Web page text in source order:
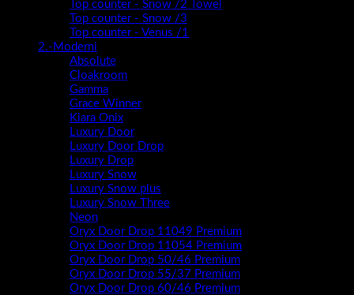
Top counter - Snow /2 Towel
Top counter - Snow /3
Top counter - Venus /1
2.-Moderni
Absolute
Cloakroom
Gamma
Grace Winner
Kiara Onix
Luxury Door
Luxury Door Drop
Luxury Drop
Luxury Snow
Luxury Snow plus
Luxury Snow Three
Neon
Oryx Door Drop 11049 Premium
Oryx Door Drop 11054 Premium
Oryx Door Drop 50/46 Premium
Oryx Door Drop 55/37 Premium
Oryx Door Drop 60/46 Premium